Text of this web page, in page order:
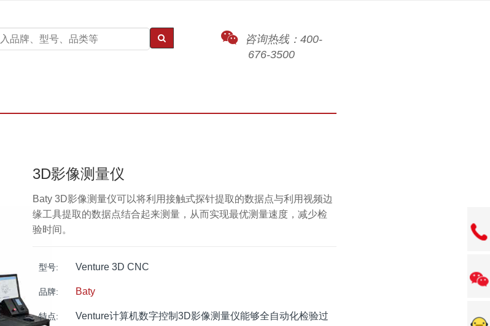
咨询热线：400-
676-3500
3D影像测量仪
Baty 3D影像测量仪可以将利用接触式探针提取的数据点与利用视频边
缘工具提取的数据点结合起来测量，从而实现最优测量速度，减少检
验时间。
型号: Venture 3D CNC
品牌: Baty
特点:
Venture计算机数字控制3D影像测量仪能够全自动化检验过